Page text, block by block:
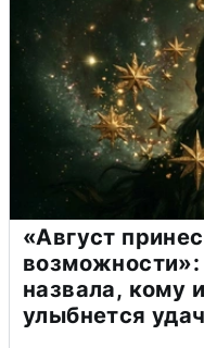
«Август
назвала, кому
улыбнется